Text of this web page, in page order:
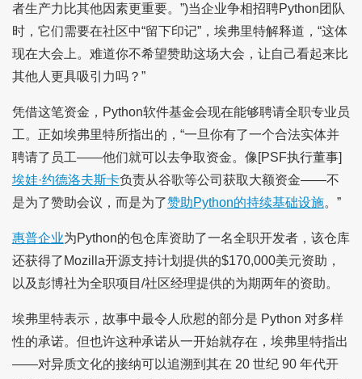
者生产力比其他因素更重要。”)当企业争相招聘Python团队
时，它们需要在社区中“留下印记”，埃弗里特解释道，“这体
现在大会上。难道你不希望赞助这场大会，让自己看起来比
其他人更具吸引力吗？”
凭借这笔资金，Python软件基金会现在能够聘请全职专业员
工。正如埃弗里特所指出的，“一旦你有了一个合法实体并
聘请了员工——他们就可以去争取资金。像[PSF执行董事]
埃娃·约德洛夫斯卡负责从谷歌等公司获取大额资金——不
是为了赞助会议，而是为了赞助Python的持续基础设施。”
惠普企业为Python的包仓库资助了一名全职开发者，该仓库
还获得了Mozilla开源支持计划提供的$170,000美元资助，
以及彭博社为全职项目/社区经理提供的为期两年的资助。
埃弗里特表示，故事中最令人欣慰的部分是 Python 对多样
性的承诺。但也许这种承诺从一开始就存在，埃弗里特指出
——对异质文化的接纳可以追溯到其在 20 世纪 90 年代开